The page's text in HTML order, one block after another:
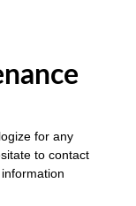
for any
to contact